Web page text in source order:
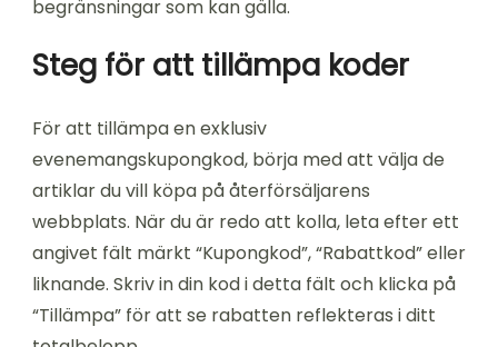
begränsningar som kan gälla.
Steg för att tillämpa koder
För att tillämpa en exklusiv
evenemangskupongkod, börja med att välja de
artiklar du vill köpa på återförsäljarens
webbplats. När du är redo att kolla, leta efter ett
angivet fält märkt “Kupongkod”, “Rabattkod” eller
liknande. Skriv in din kod i detta fält och klicka på
“Tillämpa” för att se rabatten reflekteras i ditt